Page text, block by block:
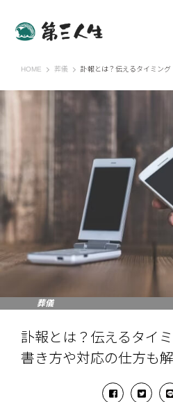
HOME 第三人生 〜寄り道の歩き方〜
葬儀 訃報とは？伝えるタイミン
葬儀
訃報とは？伝えるタイ
書き方や対応の仕方も